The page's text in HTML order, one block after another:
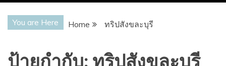
You are Here Home ทริปสังขละบุรี